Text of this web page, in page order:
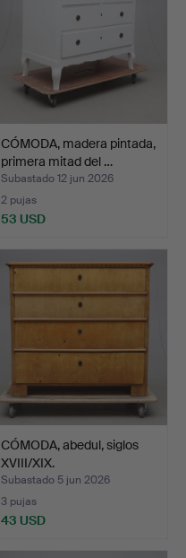
CÓMODA, madera pintada,
primera mitad del …
Subastado 12 jun 2026
2 pujas
53 USD
CÓMODA, abedul, siglos
XVIII/XIX.
Subastado 5 jun 2026
3 pujas
43 USD